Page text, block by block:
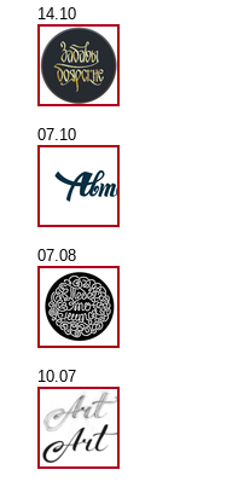
14.10
07.10
07.08
10.07